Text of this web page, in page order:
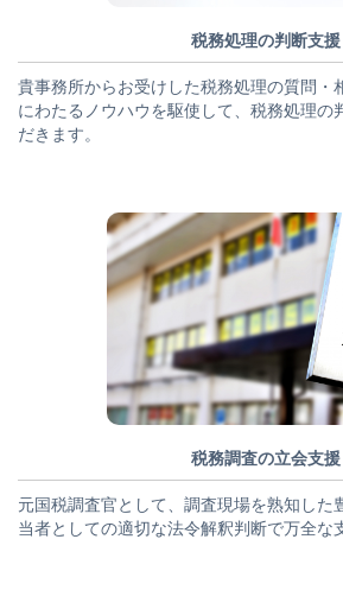
税務処理の判断支援
貴事務所からお受けした税務処理の質問・
にわたるノウハウを駆使して、税務処理の
だきます。
税務調査の立会支援
元国税調査官として、調査現場を熟知した
当者としての適切な法令解釈判断で万全な